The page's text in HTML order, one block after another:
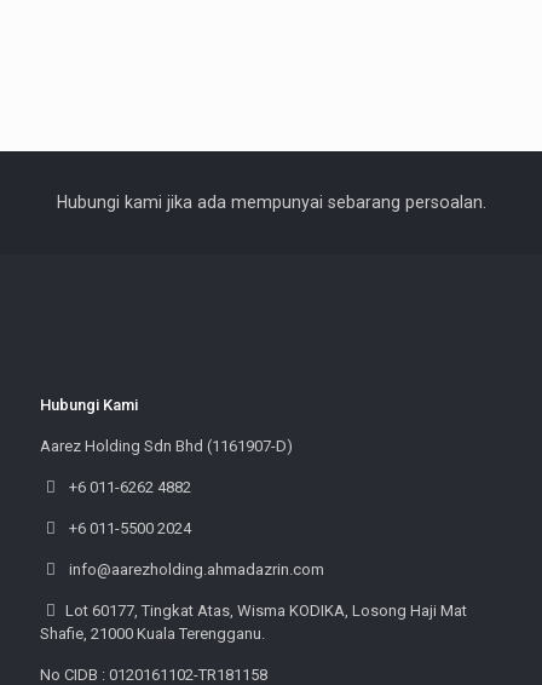
Hubungi kami jika ada mempunyai sebarang persoalan.
Hubungi Kami
Aarez Holding Sdn Bhd (1161907-D)
+6 011-6262 4882
+6 011-5500 2024
info@aarezholding.ahmadazrin.com
Lot 60177, Tingkat Atas, Wisma KODIKA, Losong Haji Mat
Shafie, 21000 Kuala Terengganu.
No CIDB : 0120161102-TR181158